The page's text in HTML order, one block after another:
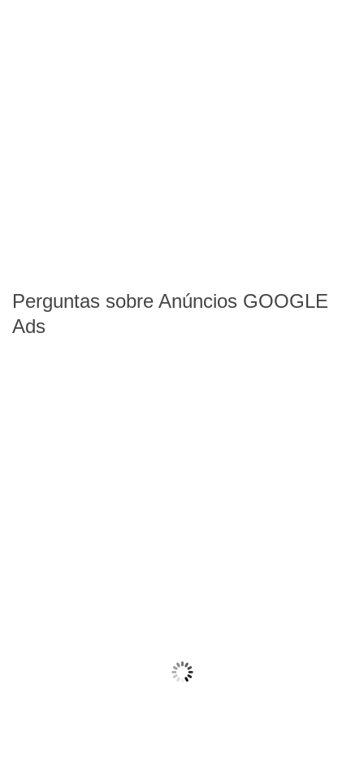
Perguntas sobre Anúncios GOOGLE
Ads